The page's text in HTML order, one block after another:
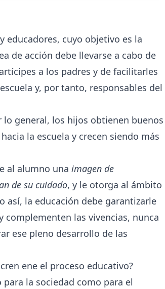
educadores, cuyo objetivo es la
de acción debe llevarse a cabo de
a los padres y de facilitarles
y, por tanto, responsables del
lo general, los hijos obtienen buenos
la escuela y crecen siendo más
al alumno una imagen de
de su cuidado, y le otorga al ámbito
así, la educación debe garantizarle
las vivencias, nunca
ese pleno desarrollo de las
ene el proceso educativo?
la sociedad como para el